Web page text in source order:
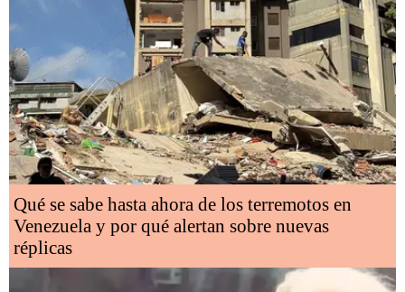
Qué se sabe hasta ahora de los terremotos en
Venezuela y por qué alertan sobre nuevas
réplicas